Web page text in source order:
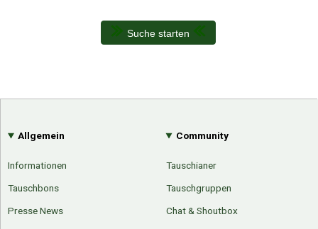
Suche starten
Allgemein
Informationen
Tauschbons
Presse News
Community
Tauschianer
Tauschgruppen
Chat & Shoutbox